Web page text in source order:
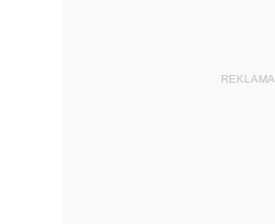
REKLAMA